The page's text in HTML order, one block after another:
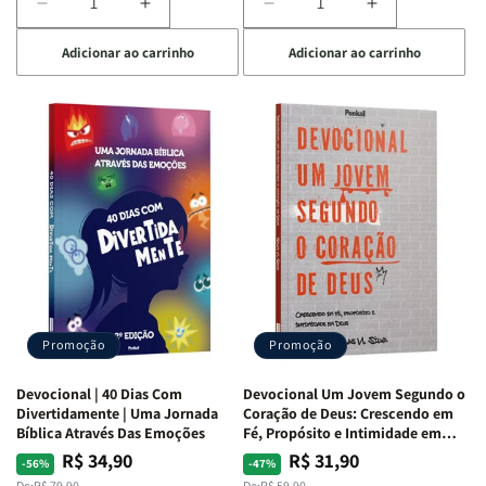
Diminuir
a
quantidade
de
Devocional
Quarto
de
Guerra
Isabelle
S.
Alves
Aumentar
a
quantidade
de
Devocional
Quarto
de
Guerra
|
Isabelle
S.
Alves
Adicionar ao carrinho
Diminuir
a
quantidade
de
Devocional
Café
com
Mulheres
da
Bíblia
Equipe
Teológica
Penkal
Aumentar
a
quantidade
de
Devocional
Café
com
Mulheres
da
Bíblia
|
Equipe
Teológica
Penkal
Adicionar ao carrinho
Promoção
Devocional | 40 Dias Com
Divertidamente | Uma Jornada
Bíblica Através Das Emoções
-56%
Preço
PreçoR$ 34,90
Promoção
Devocional Um Jovem Segundo o
Coração de Deus: Crescendo em
Fé, Propósito e Intimidade em
Deus
-47%
Preço
PreçoR$ 31,90